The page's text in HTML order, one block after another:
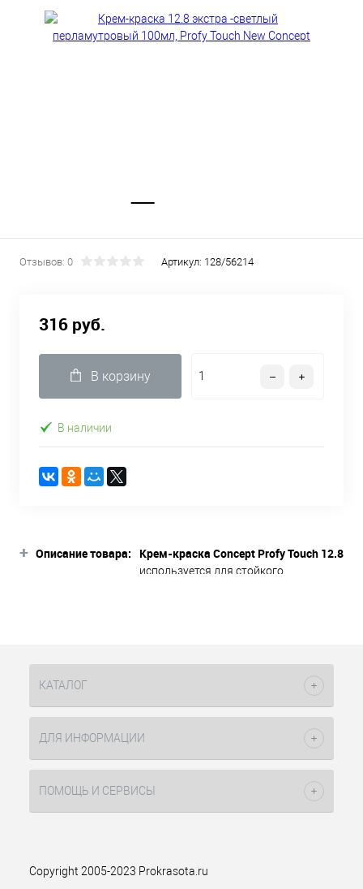
Отзывов: 0 Артикул: 128/56214
316 руб.
В корзину
В наличии
+ Описание товара: Крем-краска Concept Profy Touch 12.8
используется для стойкого
соблюдении аннотации и
Содержание малого процента
аммиака способствует щадящему
краситель мягкий и безопасный для
Оттенок:экстра-светлый
КАТАЛОГ
ДЛЯ ИНФОРМАЦИИ
ПОМОЩЬ И СЕРВИСЫ
Copyright 2005-2023 Prokrasota.ru